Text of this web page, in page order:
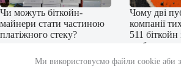
Ми використовуємо файли cookie аби
Чи можуть біткойн-
майнери стати частиною
платіжного стеку?
Чому дві
компанії
511
щоб
31,7